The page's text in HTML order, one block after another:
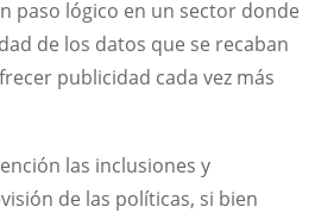
paso lógico en un sector donde
de los datos que se recaban
publicidad cada vez más
las inclusiones y
de las políticas, si bien